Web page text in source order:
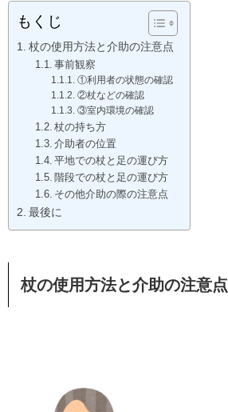
もくじ
杖の使用方法と介助の注意点
事前観察
①利用者の状態の確認
②杖などの確認
③室内環境の確認
杖の持ち方
介助者の位置
平地での杖と足の運び方
階段での杖と足の運び方
その他介助の際の注意点
最後に
杖の使用方法と介助の注意点